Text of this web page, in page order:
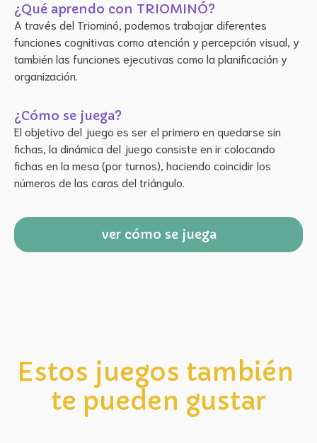
¿Qué aprendo con TRIOMINÓ?
A través del Triominó, podemos trabajar diferentes
funciones cognitivas como atención y percepción visual, y
también las funciones ejecutivas como la planificación y
organización.
¿Cómo se juega?
El objetivo del juego es ser el primero en quedarse sin
fichas, la dinámica del juego consiste en ir colocando
fichas en la mesa (por turnos), haciendo coincidir los
números de las caras del triángulo.
ver cómo se juega
Estos juegos también
te pueden gustar